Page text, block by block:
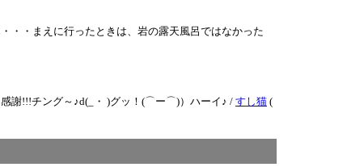
・・まえに行ったときは、岩の露天風呂ではなかった
謝!!!チング～♪d(_・ )グッ！(⌒ー⌒)）ハーイ♪ / すし猫 (